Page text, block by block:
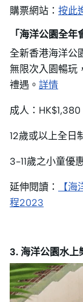
購票網站： 按此
「海洋公園全年
全新香港海洋公
無限次入園暢玩
禮遇。 詳情
成人：HK$1,380
12歲或以上全日
3-11歲之小童優
延伸閱讀：
【
程2023
3. 海洋公園水上